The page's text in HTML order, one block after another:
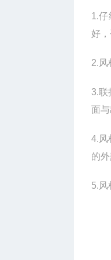
1.
好
2.风
3.联
面
4.风
的
5.风